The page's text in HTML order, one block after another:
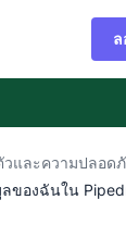
ล
และความปลอด
ของฉันใน